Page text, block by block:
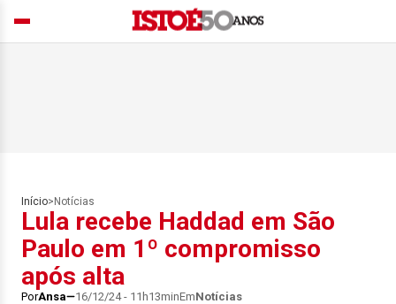
Início> Notícias
Lula recebe Haddad em São
Paulo em 1º compromisso
após alta
PorAnsa 16/12/24 - 11h13minEmNotícias